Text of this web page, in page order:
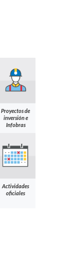
Proyectos de
inversión e
Infobras
Actividades
oficiales